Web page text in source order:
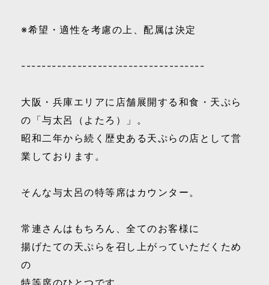
※希望・適性を考慮の上、配属は決定
------------------------------------
大阪・兵庫エリアに店舗展開する和食・天ぷら
の「与太呂（よたろ）」。
昭和二年から続く歴史ある天ぷらの店として営
業しております。
そんな与太呂の特等席はカウンター。
常連さんはもちろん、全てのお客様に
揚げたての天ぷらを召し上がっていただくため
の
特等席のひとつです。